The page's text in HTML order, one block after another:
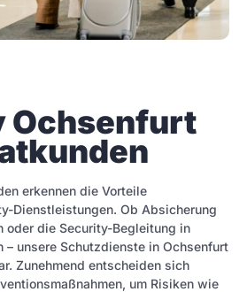
Ochsenfurt
erkennen die Vorteile
Dienstleistungen. Ob Absicherung
oder die Security-Begleitung in
– unsere Schutzdienste in Ochsenfurt
Zunehmend entscheiden sich
um Risiken wie